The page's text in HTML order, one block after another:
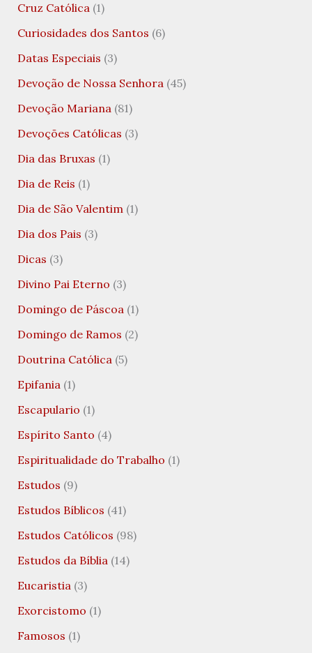
Cruz Católica(1)
Curiosidades dos Santos (6)
Datas Especiais (3)
Devoção de Nossa Senhora(45)
Devoção Mariana(81)
Devoções Católicas (3)
Dia das Bruxas (1)
Dia de Reis (1)
Dia de São Valentim(1)
Dia dos Pais (3)
Dicas (3)
Divino Pai Eterno (3)
Domingo de Páscoa(1)
Domingo de Ramos (2)
Doutrina Católica(5)
Epifania(1)
Escapulario (1)
Espírito Santo (4)
Espiritualidade do Trabalho (1)
Estudos (9)
Estudos Bíblicos (41)
Estudos Católicos (98)
Estudos da Bíblia(14)
Eucaristia(3)
Exorcistomo (1)
Famosos (1)